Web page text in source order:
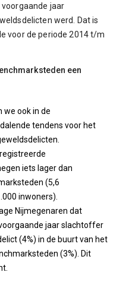
jaar
werd. Dat is
voor de periode 2014 t/m
een
we ook in de
tendens voor het
iets lager dan
(5,6
inwoners).
Nijmegenaren dat
jaar slachtoffer
(4%) in de buurt van het
(3%). Dit